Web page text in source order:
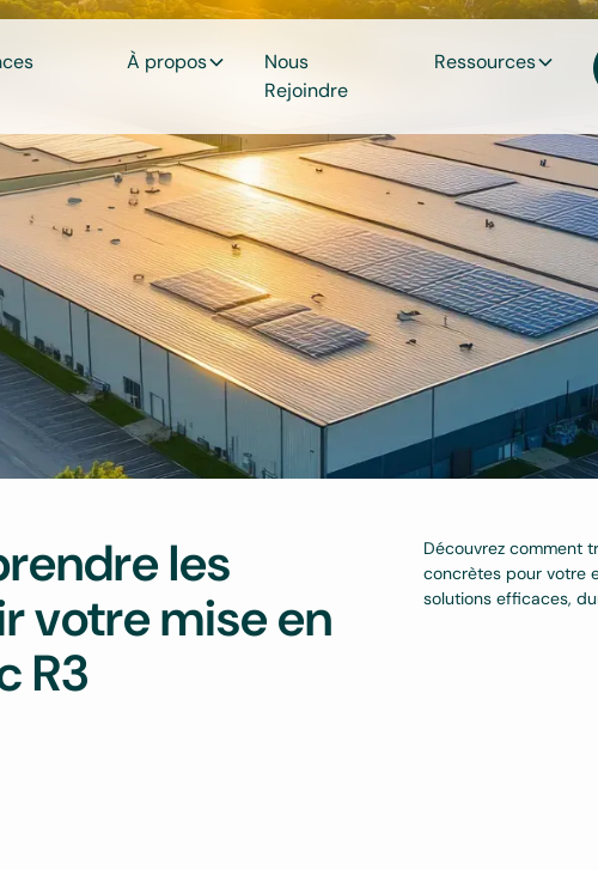
À propos
Nous
Rejoindre
Ressources
les
votre mise en
R3
Découvrez comment
concrètes pour votre
solutions efficaces,